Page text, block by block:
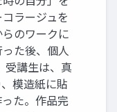
ラージュを
のワークに
た後、個人
受講生は、真
模造紙に貼
た。作品完